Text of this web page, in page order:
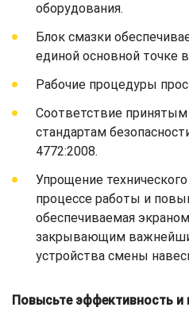
оборудования.
Блок смазки
единой основной точке
Рабочие процедуры
Соответствие
стандартам
4772:2008.
Упрощение
процессе работы и
обеспечиваемая
закрывающим
устройства смены
Повысьте эффективность и